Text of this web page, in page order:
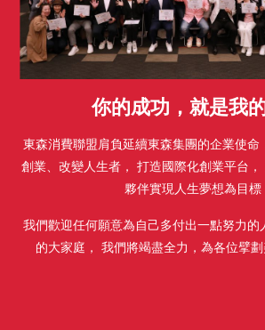
你的成功，就是我
東森消費聯盟肩負延續東森集團的企業使命
創業、改變人生者， 打造國際化創業平台，
夥伴實現人生夢想為目標
我們歡迎任何願意為自己多付出一點努力的
的大家庭， 我們將竭盡全力，為各位擘劃